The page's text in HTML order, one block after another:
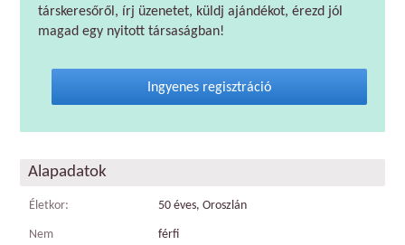
társkeresőről, írj üzenetet, küldj ajándékot, érezd jól
magad egy nyitott társaságban!
Ingyenes regisztráció
Alapadatok
Életkor: 50 éves, Oroszlán
Nem férfi